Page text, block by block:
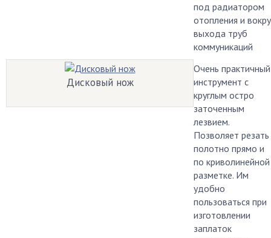
под радиатором
отопления и
выхода труб
коммуникаций
Дисковый нож
Очень практичный
инструмент с
круглым остро
заточенным
лезвием.
Позволяет резать
полотно прямо и
по криволинейной
разметке. Им
удобно
пользоваться при
изготовлении
заплаток